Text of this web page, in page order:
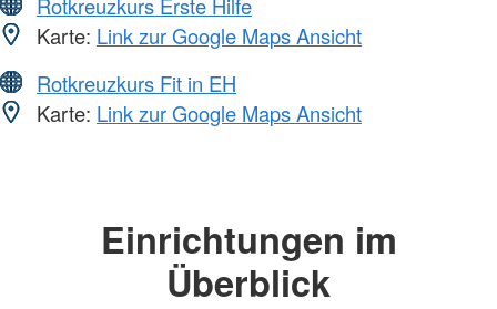
Karte: Link zur Google Maps Ansicht
Rotkreuzkurs Fit in EH
Karte: Link zur Google Maps Ansicht
Einrichtungen im
Überblick